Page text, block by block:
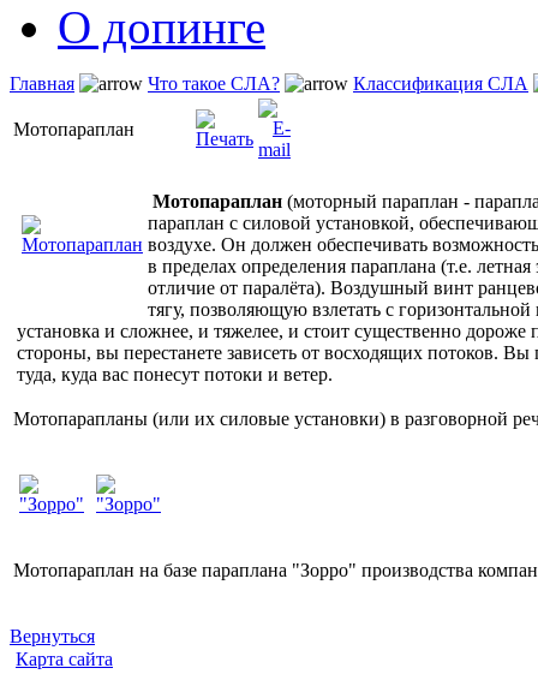
О допинге
Главная Что такое СЛА? Классификация СЛА
Мотопараплан
Мотопараплан (моторный параплан -
параплан с силовой установкой,
воздухе. Он должен обеспечивать
в пределах определения параплана (т.е.
отличие от паралёта). Воздушный винт
тягу, позволяющую взлетать с
установка и сложнее, и тяжелее, и стоит существенно дороже
стороны, вы перестанете зависеть от восходящих потоков. Вы
туда, куда вас понесут потоки и ветер.
Мотопарапланы (или их силовые установки) в разговорной
Мотопараплан на базе параплана "Зорро" производства
Вернуться
Карта сайта